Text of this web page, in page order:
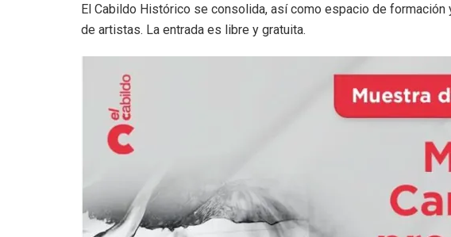
El Cabildo Histórico se consolida, así como espacio de formación
de artistas. La entrada es libre y gratuita.